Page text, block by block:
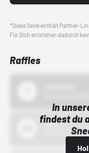
*Diese Seite enthält Partner-
Für Dich entstehen dadurch
Raffles
In
findest du
Bstn
01.10.22